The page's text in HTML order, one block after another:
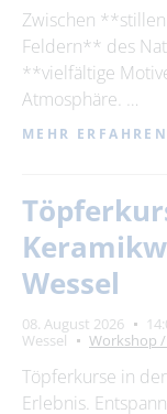
Zwischen
Feldern** des
**vielfältige
Atmosphäre. …
MEHR ERFAHREN
Wessel
08. August 2026
Wessel
Workshop
Töpferkurse in
Erlebnis.